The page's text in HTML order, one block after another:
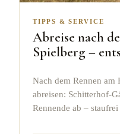
TIPPS & SERVICE
Abreise nach
Spielberg –
Nach dem Rennen
abreisen: Schitterhof-
Rennende ab –